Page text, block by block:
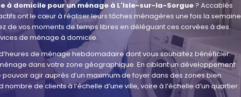
à domicile pour un ménage à L'Isle-sur-la-Sorgue ? Accablés
ont le cœur à réaliser leurs tâches ménagères une fois la semaine
de vos moments de temps libres en déléguant ces corvées à des
de ménage à domicile.
de ménage hebdomadaire dont vous souhaitez bénéficier.
dans votre zone géographique. En ciblant un développement
agir auprès d’un maximum de foyer dans des zones bien
de clients à l’échelle d’une ville, voire à l’échelle d’un quartier.